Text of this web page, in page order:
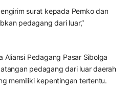
surat kepada Pemko dan
pedagang dari luar,”
Aliansi Pedagang Pasar Sibolga
pedagang dari luar daerah
memiliki kepentingan tertentu.